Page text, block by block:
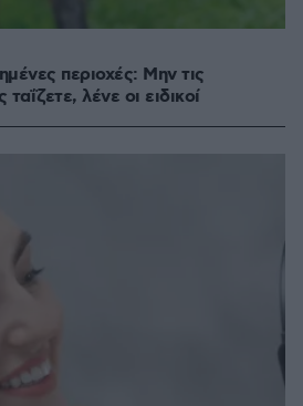
περιοχές: Μην τις
ταΐζετε, λένε οι ειδικοί